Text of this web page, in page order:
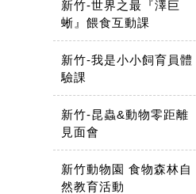
新竹-世界之最『澤巨
蜥』餵食互動課
新竹-我是小小飼育員體
驗課
新竹-昆蟲&動物零距離
見面會
新竹動物園 食物森林自
然教育活動